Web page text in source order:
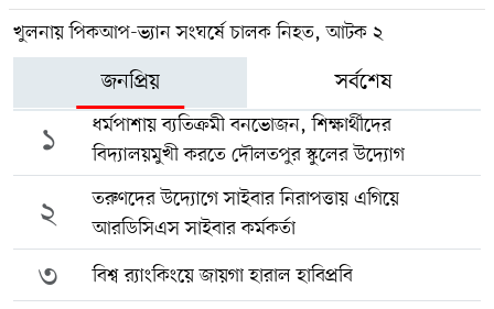
খুলনায় পিকআপ-ভ্যান সংঘর্ষে চালক নিহত, আটক ২
জনপ্রিয় সর্বশেষ
১
ধর্মপাশায় ব্যতিক্রমী বনভোজন, শিক্ষার্থীদের
বিদ্যালয়মুখী করতে দৌলতপুর স্কুলের উদ্যোগ
২
তরুণদের উদ্যোগে সাইবার নিরাপত্তায় এগিয়ে
আরডিসিএস সাইবার কর্মকর্তা
৩ বিশ্ব র‍্যাংকিংয়ে জায়গা হারাল হাবিপ্রবি